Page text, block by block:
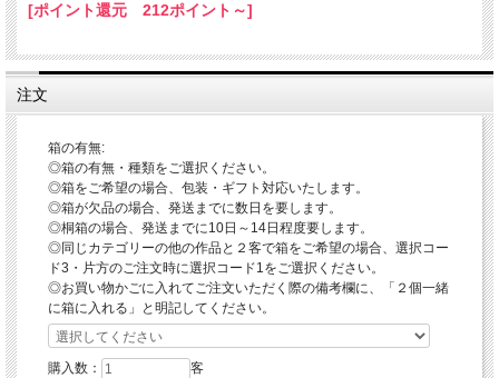
て作っております。
※忙しい時はカップだけ使えば洗い物も少なくなり少しは気忙しさが減少しま
す。
ットして召し上がる
※ソーサを一緒に使うことで不思議とゆったりとした安らぎの時間になることと
思います。
〇ティータイム時にお好きなお菓子がある時-カップにお好みのお飲み物を入れソ
ーサを銘々皿にしてお好みのお菓子と共に召し上がる
※お菓子をお皿に入れることでティータイム感が増しストレス発散効果となるか
もしれません。
◎簡単ホットドリンクレシピ
※当店は薬品によるコーティング未使用につき電子レンジの使用が可能です。
〇カフェオーレ-器にお好みの量のミルク・コーヒー・お好みで砂糖を入れかき混
ぜてから、電子レンジでお好みの温度までチン(600wで2分程度)してください。
〇ロイヤルミルクティー器の3分の1程度のお湯と紅茶のティーバッグを入れしばら
[ポイント還元 212ポイント～]
注文
箱の有無:
◎箱の有無・種類をご選択ください。
◎箱をご希望の場合、包装・ギフト対応いたします。
◎箱が欠品の場合、発送までに数日を要します。
◎桐箱の場合、発送までに10日～14日程度要します。
◎同じカテゴリーの他の作品と２客で箱をご希望の場合、選択コー
ド3・片方のご注文時に選択コード1をご選択ください。
◎お買い物かごに入れてご注文いただく際の備考欄に、「２個一緒
に箱に入れる」と明記してください。
購入数： 客